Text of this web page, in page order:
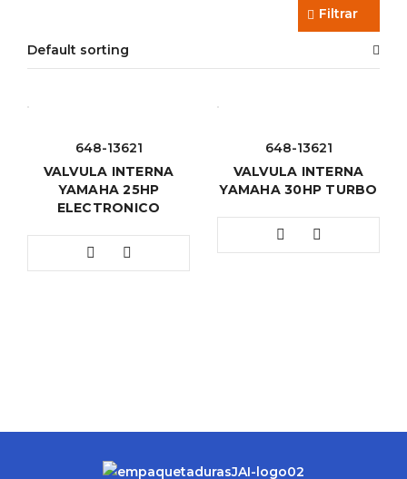
Filtrar
Default sorting
648-13621
VALVULA INTERNA
YAMAHA 25HP
ELECTRONICO
648-13621
VALVULA INTERNA
YAMAHA 30HP TURBO